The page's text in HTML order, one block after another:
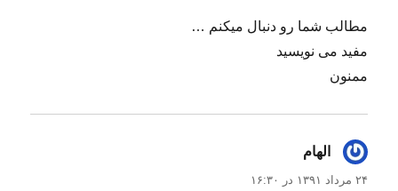
مطالب شما رو دنبال میکنم …
مفید می نویسید
ممنون
الهام
۲۴ مرداد ۱۳۹۱ در ۱۶:۳۰